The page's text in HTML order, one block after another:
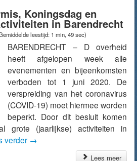
Koningsdag en
in Barendrecht
leestijd: 1 min, 49 sec)
BARENDRECHT – D overheid
heeft afgelopen week alle
evenementen en bijeenkomsten
verboden tot 1 juni 2020. De
verspreiding van het coronavirus
(COVID-19) moet hiermee worden
beperkt. Door dit besluit komen
grote (jaarlijkse) activiteiten in
verder →
Lees meer